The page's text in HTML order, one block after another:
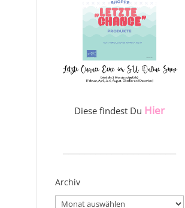
Diese findest Du Hier
Archiv
Archiv